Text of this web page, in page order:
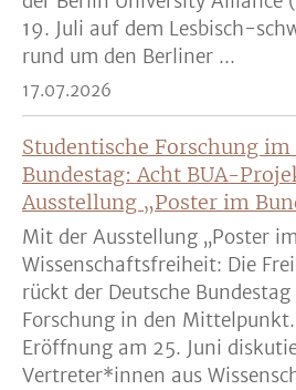
19. Juli auf dem Lesbisch-
rund um den Berliner ...
17.07.2026
Studentische Forschung im
Bundestag: Acht BUA-
Ausstellung „Poster im
Mit der Ausstellung „Poster
Wissenschaftsfreiheit: Die
rückt der Deutsche
Forschung in den
Eröffnung am 25. Juni
Vertreter*innen aus